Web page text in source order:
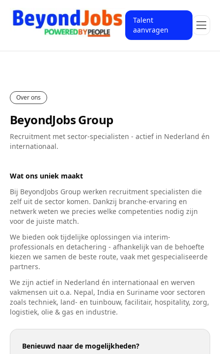
Talent
aanvragen
Over ons
BeyondJobs Group
Recruitment met sector-specialisten - actief in Nederland én
internationaal.
Wat ons uniek maakt
Bij BeyondJobs Group werken recruitment specialisten die
zelf uit de sector komen. Dankzij branche-ervaring en
netwerk weten we precies welke competenties nodig zijn
voor de juiste match.
We bieden ook tijdelijke oplossingen via interim-
professionals en detachering - afhankelijk van de behoefte
kiezen we samen de beste route, vaak met gespecialiseerde
partners.
We zijn actief in Nederland én internationaal en werven
vakmensen uit o.a. Nepal, India en Suriname voor sectoren
zoals techniek, land- en tuinbouw, facilitair, hospitality, zorg,
logistiek, olie & gas en industrie.
Benieuwd naar de mogelijkheden?